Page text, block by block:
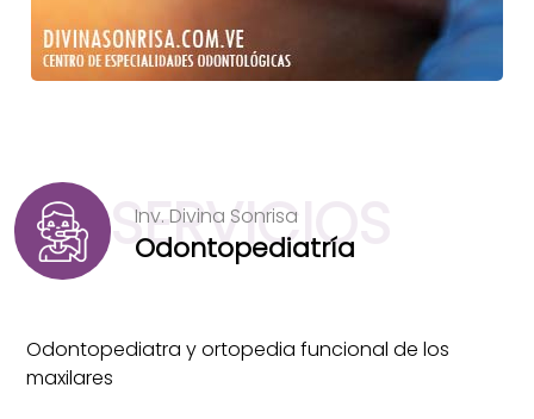
SERVICIOS
Inv. Divina Sonrisa
Odontopediatría
Odontopediatra y ortopedia funcional de los
maxilares